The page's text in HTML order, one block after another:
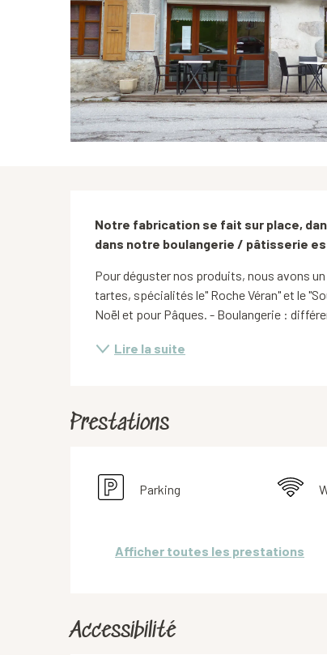
Description
Notre fabrication se fait sur place,
dans notre boulangerie / pâtisserie
Pour déguster nos produits, nous avons
tartes, spécialités le" Roche Véran" et le
Noël et pour Pâques. - Boulangerie :
Lire la suite
Prestations
Parking
Afficher toutes les prestations
Accessibilité